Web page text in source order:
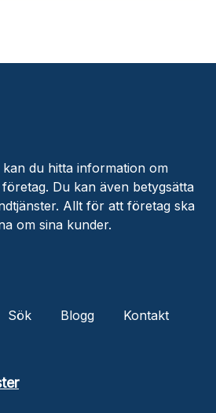
kan du hitta information om
Du kan även betygsätta
Allt för att företag ska
om sina kunder.
Sök Blogg
Kontakt